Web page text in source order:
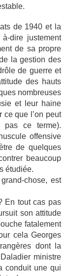
de 1940 et la
dire justement
de sa propre
la gestion des
de guerre et
des hauts
nombreuses
et leur haine
ce que l’on peut
pas ce terme).
offensive
de quelques
beaucoup
étudiée.
chose, est
En tout cas pas
son attitude
fatalement
cela Georges
dont la
ministre
conduit une qui